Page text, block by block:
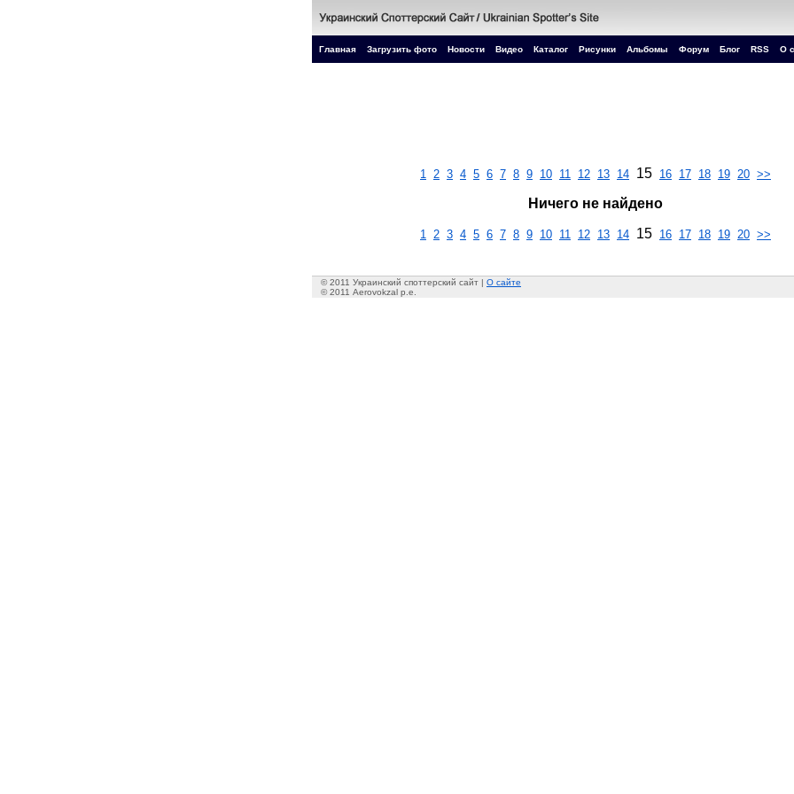
Главная Загрузить фото Новости Видео Каталог Рисунки Альбомы Форум Блог RSS О
1 2 3 4 5 6 7 8 9 10 11 12 13 14 15 16 17 18 19 20 >>
Ничего не найдено
1 2 3 4 5 6 7 8 9 10 11 12 13 14 15 16 17 18 19 20 >>
© 2011 Украинский споттерский сайт | О сайте
© 2011 Aerovokzal p.e.